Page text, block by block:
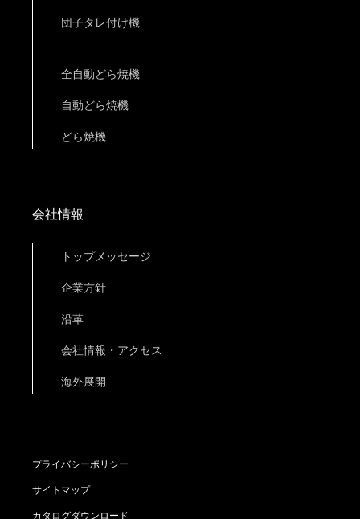
団子タレ付け機
全自動どら焼機
自動どら焼機
どら焼機
会社情報
トップメッセージ
企業方針
沿革
会社情報・アクセス
海外展開
プライバシーポリシー
サイトマップ
カタログダウンロード